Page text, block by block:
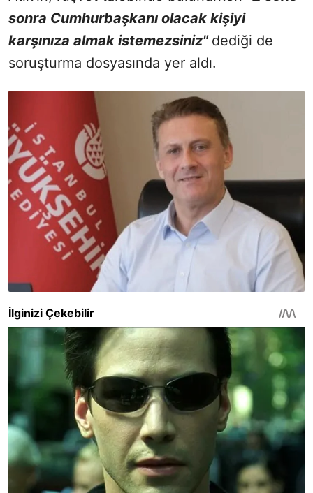
sonra Cumhurbaşkanı olacak kişiyi
karşınıza almak istemezsiniz" dediği de
soruşturma dosyasında yer aldı.